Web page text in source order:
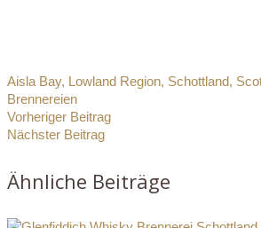
Aisla Bay, Lowland Region, Schottland,
Brennereien
Vorheriger Beitrag
Nächster Beitrag
Ähnliche Beiträge